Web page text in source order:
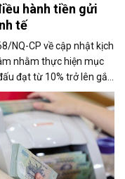
hành tiền gửi
tế
NQ-CP về cập nhật kịch
nhằm thực hiện mục
đạt từ 10% trở lên gắn
những nhiệm vụ đáng
Kho bạc Nhà nước tại
vốn ngắn hạn cho nền